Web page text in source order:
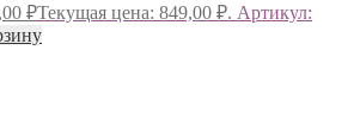
₽Текущая цена: 849,00 ₽. Артикул: